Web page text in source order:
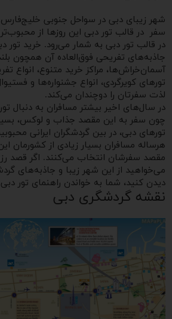
شهر زیبای دبی در سواحل جنوبی خلیج‌فارس
سفر در قالب تور دبی این روزها از
در قالب تور دبی به شمار می‌رود. خرید تور
جاذبه‌های تفریحی فوق‌العاده‌ آن همچون
آسمان‌خراش‌ها، مراکز خرید متنوع، انواع
تورهای کویرگردی، انواع جشنواره‌ها و
لذت سفرتان را دوچندان می‌کند.
در سال‌های اخیر بیشتر مسافران به دنبال
چون سفر به این مقصد جذاب و لوکس،
تورهای دبی، در بین گردشگران ایرانی
هرساله مسافران بسیار زیادی از کشورمان
مقصد سفرشان انتخاب می‌کنند. اگر قصد
می‌خواهید از این شهر زیبا و جاذبه‌های
دیدن کنید، شما به خواندن راهنمای تور
نقشه گردشگری دبی